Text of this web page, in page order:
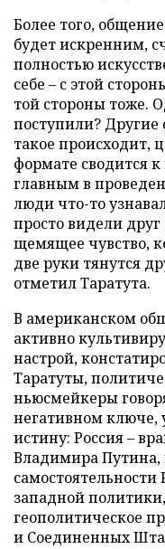
Более того,
будет искренним,
полностью
себе – с этой
той стороны тоже.
поступили? Другие
такое происходит,
формате сводится
главным в
люди что-то
просто видели
щемящее чувство,
две руки тянутся
отметил Таратута.
В американском
активно
настрой,
Таратуты,
ньюсмейкеры
негативном ключе,
истину: Россия –
Владимира Путина,
самостоятельности
западной
геополитическое
и Соединенных